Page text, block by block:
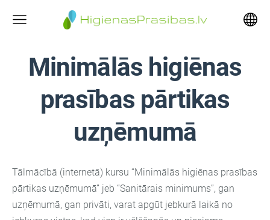
Minimālās higiēnas
prasības pārtikas
uzņēmumā
Tālmācībā (internetā) kursu “Minimālās higiēnas prasības
pārtikas uzņēmumā” jeb “Sanitārais minimums”, gan
uzņēmumā, gan privāti, varat apgūt jebkurā laikā no